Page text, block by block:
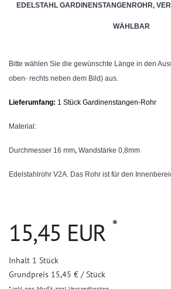
EDELSTAHL GARDINENSTANGENROHR,
WÄHLBAR
Bitte wählen Sie die gewünschte Länge in den
oben- rechts neben dem Bild) aus.
Lieferumfang: 1 Stück Gardinenstangen-Rohr
Material:
Durchmesser 16 mm, Wandstärke 0,8mm
Edelstahlrohr V2A. Das Rohr ist für den
15,45 EUR *
Inhalt 1 Stück
Grundpreis 15,45 € / Stück